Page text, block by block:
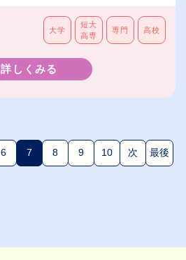
大学
短大
高専
専門 高校
詳しくみる
6 7(現在のページ)
8 9 10 次 最後